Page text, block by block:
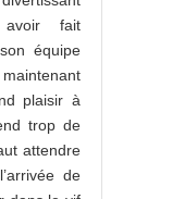
fait
équipe
plaisir à
trop de
attendre
de